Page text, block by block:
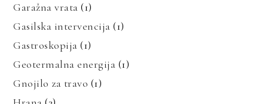
Garažna vrata (1)
Gasilska intervencija (1)
Gastroskopija (1)
Geotermalna energija (1)
Gnojilo za travo (1)